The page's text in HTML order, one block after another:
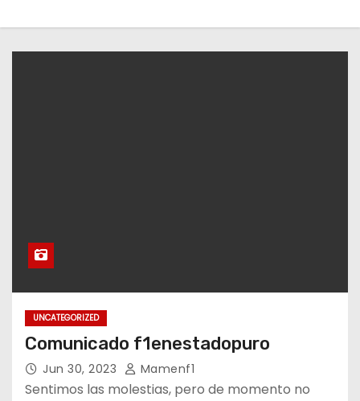
UNCATEGORIZED
Comunicado f1enestadopuro
Jun 30, 2023 Mamenf1
Sentimos las molestias, pero de momento no